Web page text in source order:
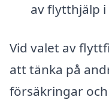
av flytthjälp i
Vid valet av
att tänka på
försäkringar